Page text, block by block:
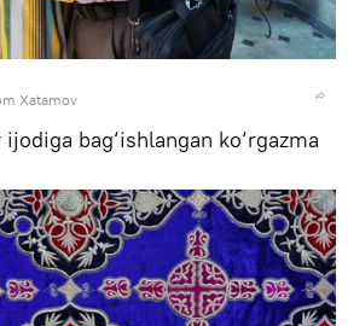
Xatamov
bag‘ishlangan ko‘rgazma